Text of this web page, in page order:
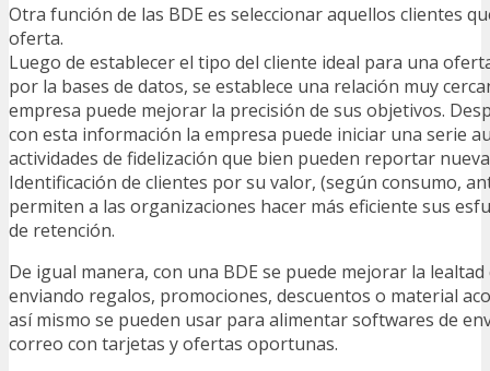
Otra función de las BDE es seleccionar aquellos clientes
oferta.
Luego de establecer el tipo del cliente ideal para una
por la bases de datos, se establece una relación muy
empresa puede mejorar la precisión de sus objetivos.
con esta información la empresa puede iniciar una serie
actividades de fidelización que bien pueden reportar
Identificación de clientes por su valor, (según consumo,
permiten a las organizaciones hacer más eficiente sus
de retención.
De igual manera, con una BDE se puede mejorar la
enviando regalos, promociones, descuentos o material
así mismo se pueden usar para alimentar softwares de
correo con tarjetas y ofertas oportunas.